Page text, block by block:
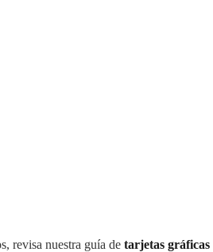
revisa nuestra guía de tarjetas gráficas